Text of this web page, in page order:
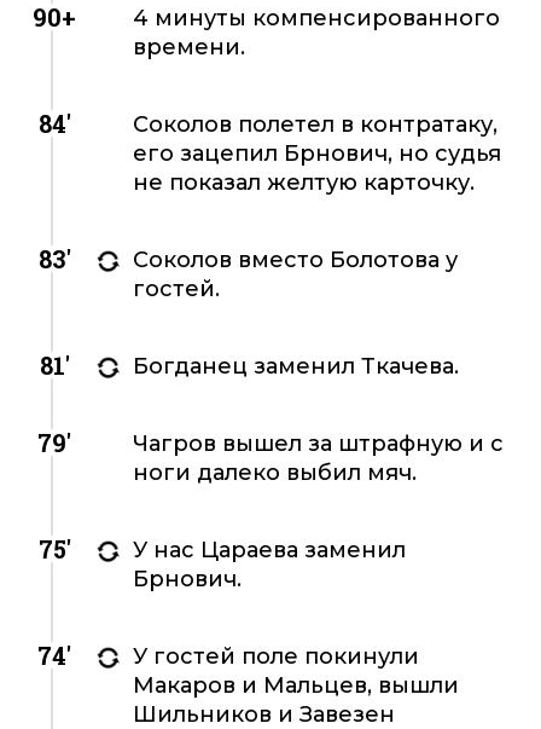
90+
4 минуты компенсированного
времени.
84'
Соколов полетел в контратаку,
его зацепил Брнович, но судья
не показал желтую карточку.
83'
Соколов вместо Болотова у
гостей.
81' Богданец заменил Ткачева.
79'
Чагров вышел за штрафную и с
ноги далеко выбил мяч.
75'
У нас Цараева заменил
Брнович.
74'
У гостей поле покинули
Макаров и Мальцев, вышли
Шильников и Завезен